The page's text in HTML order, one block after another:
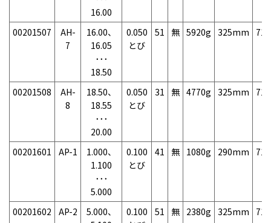
16.00
00201507
AH-
7
16.00、
16.05
･･･
18.50
0.050
とび
51 無 5920g 325mm
00201508
AH-
8
18.50、
18.55
･･･
20.00
0.050
とび
31 無 4770g 325mm
00201601 AP-1
1.000、
1.100
･･･
5.000
0.100
とび
41 無 1080g 290mm
00201602 AP-2
5.000、
0.100
51 無 2380g 325mm